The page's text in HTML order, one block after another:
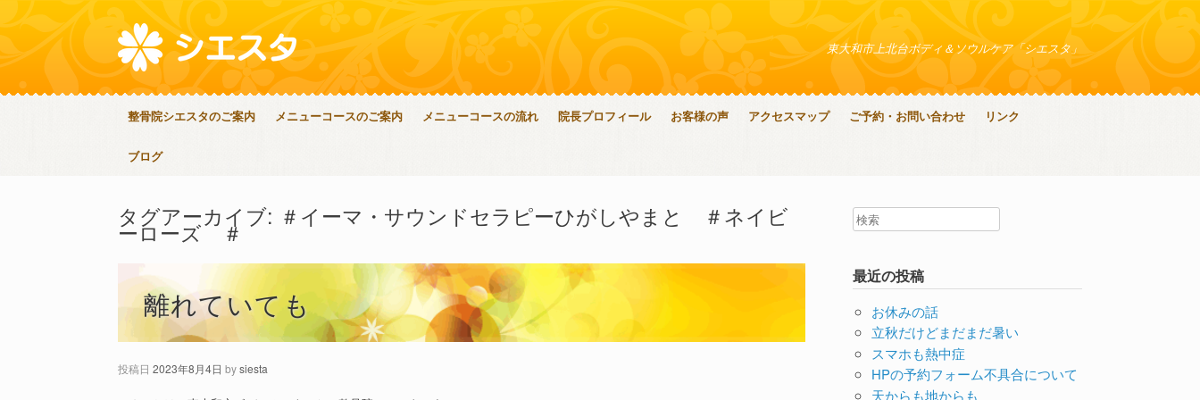
東大和市上北台ボディ＆ソウルケア「シエスタ」
整骨院シエスタのご案内 メニューコースのご案内 メニューコースの流れ 院長プロフィール お客様の声 アクセスマップ ご予約・お問い合わせ リンク
ブログ
タグアーカイブ: ＃イーマ・サウンドセラピーひがしやまと ＃ネイビ
ーローズ ＃
離れていても
投稿日 2023年8月4日 bysiesta
最近の投稿
お休みの話
立秋だけどまだまだ暑い
スマホも熱中症
HPの予約フォーム不具合について
天からも地からも